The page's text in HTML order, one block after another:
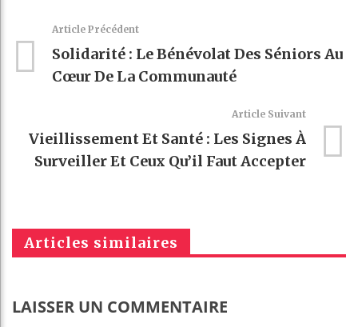
Article Précédent
Solidarité : Le Bénévolat Des Séniors Au
Cœur De La Communauté
Article Suivant
Vieillissement Et Santé : Les Signes À
Surveiller Et Ceux Qu’il Faut Accepter
Articles similaires
LAISSER UN COMMENTAIRE